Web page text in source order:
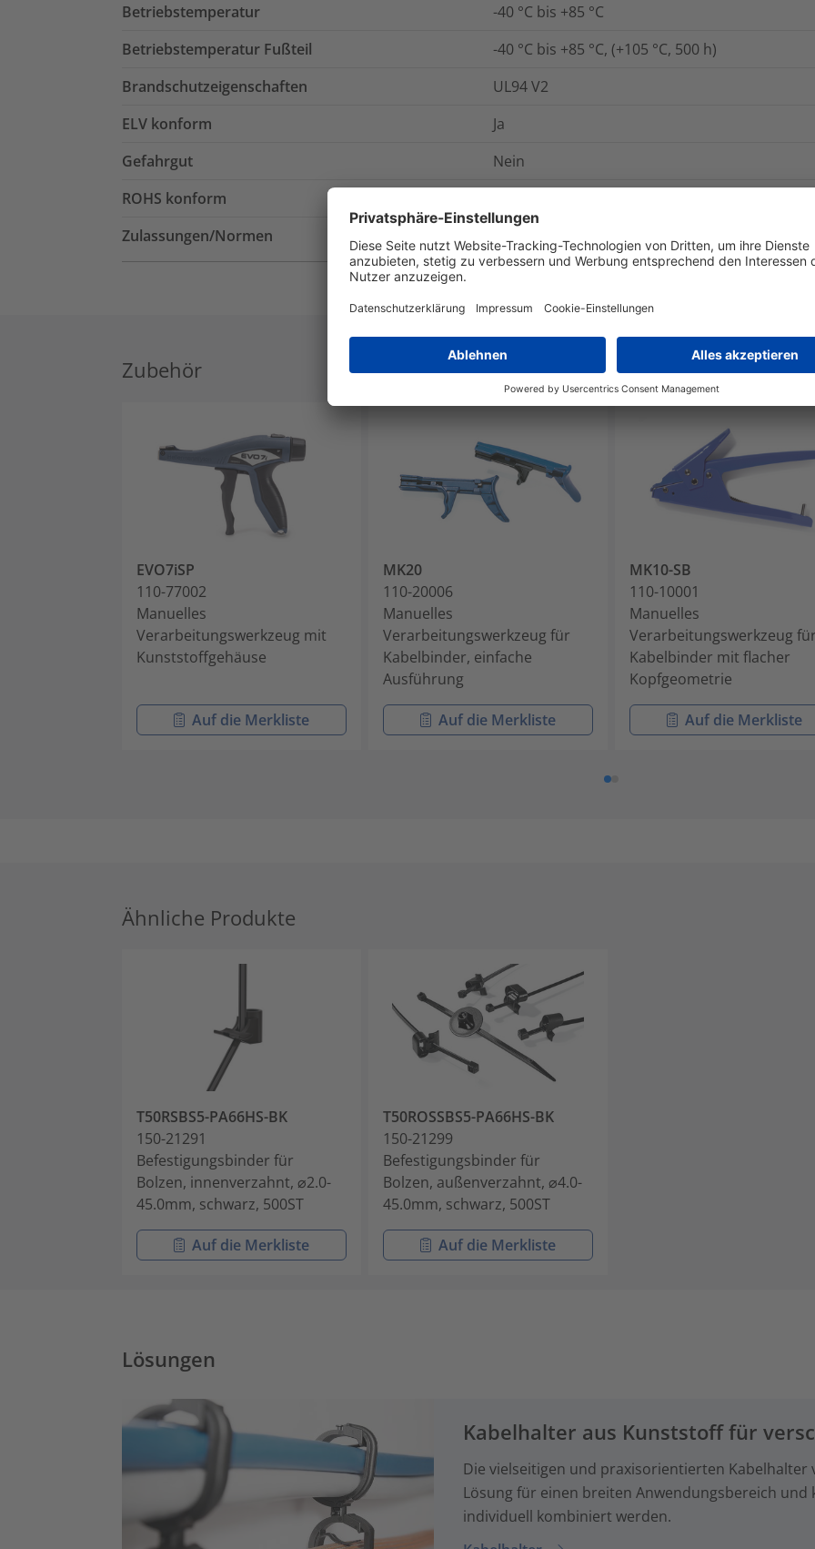
Betriebstemperatur
-40 °C bis +85 °C
Betriebstemperatur Fußteil
-40 °C bis +85 °C, (+105 °C, 500 h)
Brandschutzeigenschaften
UL94 V2
ELV konform
Ja
Gefahrgut
Nein
ROHS konform
Zulassungen/Normen
Zubehör
EVO7iSP
110-77002
Manuelles
Verarbeitungswerkzeug mit
Kunststoffgehäuse
Auf die Merkliste
MK20
110-20006
Manuelles
Verarbeitungswerkzeug für
Kabelbinder, einfache
Ausführung
Auf die Merkliste
MK10-SB
110-10001
Manuelles
Verarbeitungswerkzeug für
Kabelbinder mit flacher
Kopfgeometrie
Auf die Merkliste
Ähnliche Produkte
T50RSBS5-PA66HS-BK
150-21291
Befestigungsbinder für
Bolzen, innenverzahnt, ⌀2.0-
45.0mm, schwarz, 500ST
Auf die Merkliste
T50ROSSBS5-PA66HS-BK
150-21299
Befestigungsbinder für
Bolzen, außenverzahnt, ⌀4.0-
45.0mm, schwarz, 500ST
Auf die Merkliste
Lösungen
Kabelhalter aus Kunststoff für
Die vielseitigen und praxisorientierten Kabelhalter
Lösung für einen breiten Anwendungsbereich
individuell kombiniert werden.